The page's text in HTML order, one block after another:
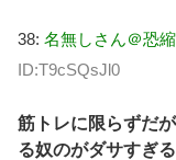
38: 名無しさん＠恐
ID:T9cSQsJl0
筋トレに限らずだ
る奴のがダサすぎ